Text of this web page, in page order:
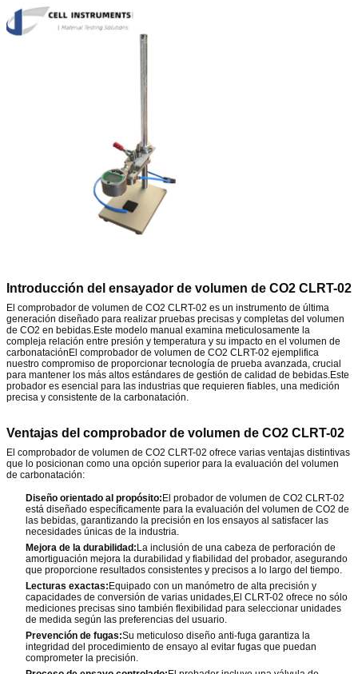
Introducción del ensayador de volumen de CO2 CLRT-02
El comprobador de volumen de CO2 CLRT-02 es un instrumento de última
generación diseñado para realizar pruebas precisas y completas del volumen
de CO2 en bebidas.Este modelo manual examina meticulosamente la
compleja relación entre presión y temperatura y su impacto en el volumen de
carbonataciónEl comprobador de volumen de CO2 CLRT-02 ejemplifica
nuestro compromiso de proporcionar tecnología de prueba avanzada, crucial
para mantener los más altos estándares de gestión de calidad de bebidas.Este
probador es esencial para las industrias que requieren fiables, una medición
precisa y consistente de la carbonatación.
Ventajas del comprobador de volumen de CO2 CLRT-02
El comprobador de volumen de CO2 CLRT-02 ofrece varias ventajas distintivas
que lo posicionan como una opción superior para la evaluación del volumen
de carbonatación:
Diseño orientado al propósito:El probador de volumen de CO2 CLRT-02
está diseñado específicamente para la evaluación del volumen de CO2 de
las bebidas, garantizando la precisión en los ensayos al satisfacer las
necesidades únicas de la industria.
Mejora de la durabilidad:La inclusión de una cabeza de perforación de
amortiguación mejora la durabilidad y fiabilidad del probador, asegurando
que proporcione resultados consistentes y precisos a lo largo del tiempo.
Lecturas exactas:Equipado con un manómetro de alta precisión y
capacidades de conversión de varias unidades,El CLRT-02 ofrece no sólo
mediciones precisas sino también flexibilidad para seleccionar unidades
de medida según las preferencias del usuario.
Prevención de fugas:Su meticuloso diseño anti-fuga garantiza la
integridad del procedimiento de ensayo al evitar fugas que puedan
comprometer la precisión.